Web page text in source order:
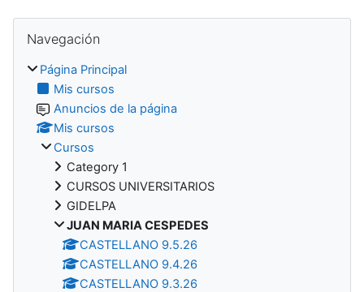
Bloques
Navegación
Página Principal
Mis cursos
Anuncios de la página
Mis cursos
Cursos
Category 1
CURSOS UNIVERSITARIOS
GIDELPA
JUAN MARIA CESPEDES
CASTELLANO 9.5.26
CASTELLANO 9.4.26
CASTELLANO 9.3.26